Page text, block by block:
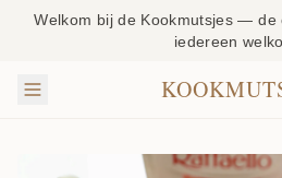
Welkom bij de Kookmutsjes — de
iedereen